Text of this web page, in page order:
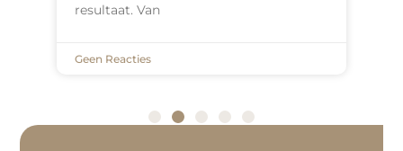
resultaat. Van
Geen Reacties